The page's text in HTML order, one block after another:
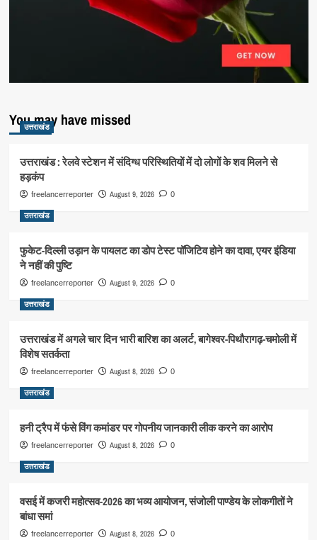
You may have missed
उत्तराखंड
उत्तराखंड : रेलवे स्टेशन में संदिग्ध परिस्थितियों में दो लोगों के शव मिलने से
हड़कंप
freelancerreporter August 9, 2026 0
उत्तराखंड
फुकेट-दिल्ली उड़ान के पायलट का डोप टेस्ट पॉजिटिव होने का दावा, एयर इंडिया
ने नहीं की पुष्टि
freelancerreporter August 9, 2026 0
उत्तराखंड
उत्तराखंड में अगले चार दिन भारी बारिश का अलर्ट, बागेश्वर-पिथौरागढ़-चमोली में
विशेष सतर्कता
freelancerreporter August 8, 2026 0
उत्तराखंड
हनी ट्रैप में फंसे विंग कमांडर पर गोपनीय जानकारी लीक करने का आरोप
freelancerreporter August 8, 2026 0
उत्तराखंड
वसई में कजरी महोत्सव-2026 का भव्य आयोजन, संजोली पाण्डेय के लोकगीतों ने
बांधा समां
freelancerreporter August 8, 2026 0